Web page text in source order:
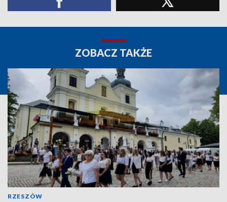
ZOBACZ TAKŻE
RZESZÓW